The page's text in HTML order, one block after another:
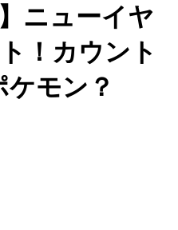
ニューイヤ
！カウント
モン？